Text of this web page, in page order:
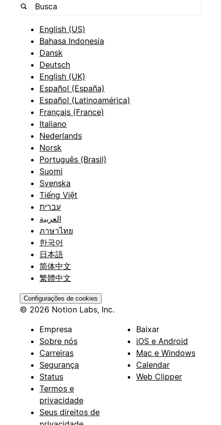
English (US)
Bahasa Indonesia
Dansk
Deutsch
English (UK)
Español (España)
Español (Latinoamérica)
Français (France)
Italiano
Nederlands
Norsk
Português (Brasil)
Suomi
Svenska
Tiếng Việt
עברית
العربية
ภาษาไทย
한국어
日本語
简体中文
繁體中文
Configurações de cookies
© 2026 Notion Labs, Inc.
Empresa
Sobre nós
Carreiras
Segurança
Status
Termos e
privacidade
Seus direitos de
Baixar
iOS e Android
Mac e Windows
Calendar
Web Clipper